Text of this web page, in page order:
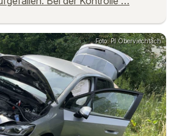
Foto: PI Oberviechtach